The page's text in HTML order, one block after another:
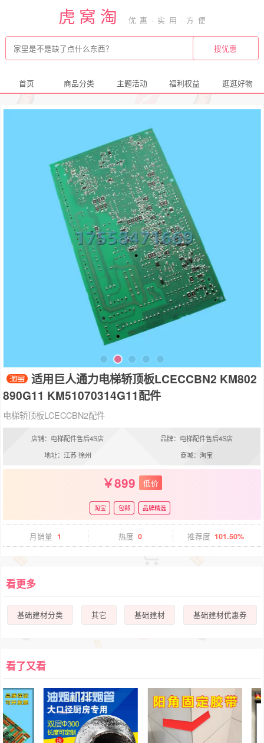
虎窝淘
首页 商品分类 主题活动 福利权益 逛逛好物
适用巨人通力电梯轿顶板LCECCBN2 KM802
890G11 KM51070314G11配件
电梯轿顶板LCECCBN2配件
店铺：电梯配件售后4S店
品牌：电梯配件售后4S店
地址：江苏 徐州
商城：淘宝
899 低价
淘宝 包邮 品牌精选
月销量 1 热度 0 推荐度 101.50%
看更多
基础建材分类 其它 基础建材 基础建材优惠券
看了又看